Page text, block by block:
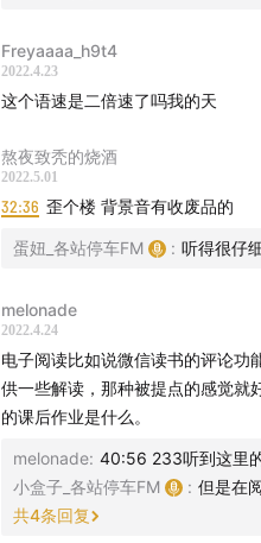
Freyaaaa_h9t4
2022.4.23
这个语速是二倍速了吗我的天
熬夜致秃的烧酒
2022.5.01
32:36 歪个楼 背景音有收废品的
蛋妞_各站停车FM : 听得很仔
melonade
2022.4.24
电子阅读比如说微信读书的评论功
供一些解读，那种被提点的感觉就
的课后作业是什么。
melonade: 40:56 233听到这里
小盒子_各站停车FM
: 但是在
共4条回复